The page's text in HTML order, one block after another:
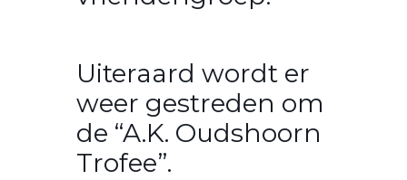
Uiteraard wordt er
weer gestreden om
de “A.K. Oudshoorn
Trofee”.